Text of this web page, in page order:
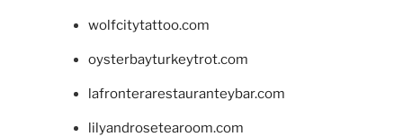
wolfcitytattoo.com
oysterbayturkeytrot.com
lafronterarestauranteybar.com
lilyandrosetearoom.com